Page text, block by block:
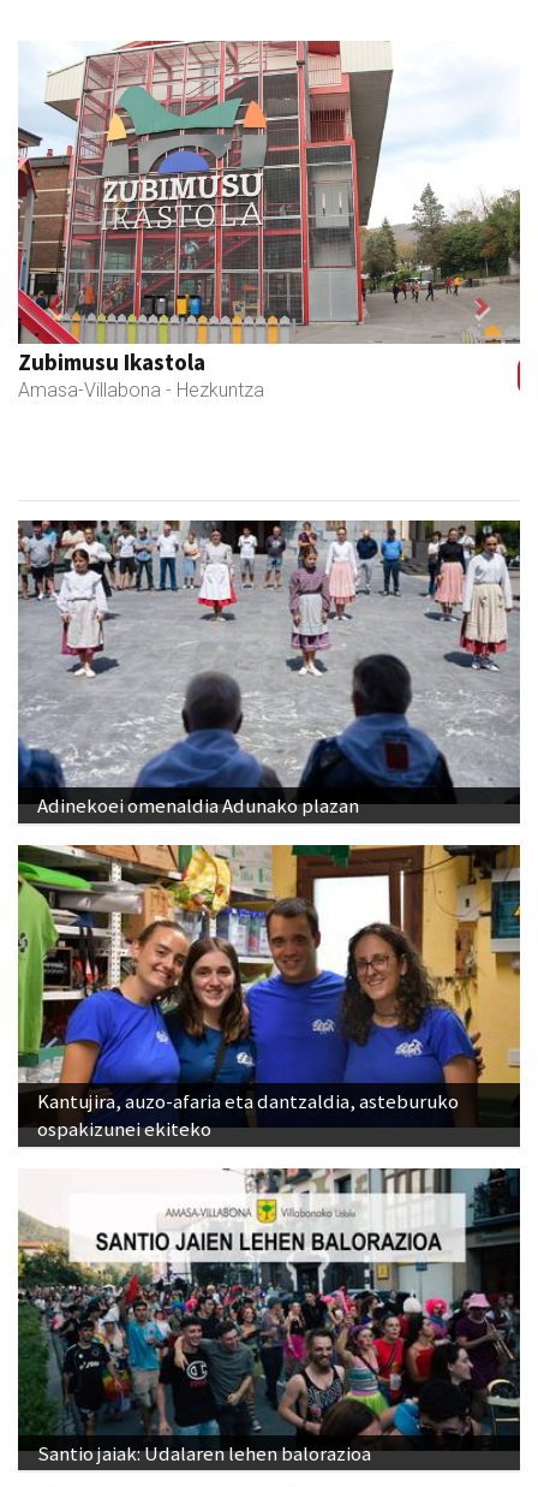
Zubimusu Ikastola
Amasa-Villabona - Hezkuntza
Previous Next
Adinekoei omenaldia Adunako plazan
Kantujira, auzo-afaria eta dantzaldia, asteburuko
ospakizunei ekiteko
Santio jaiak: Udalaren lehen balorazioa